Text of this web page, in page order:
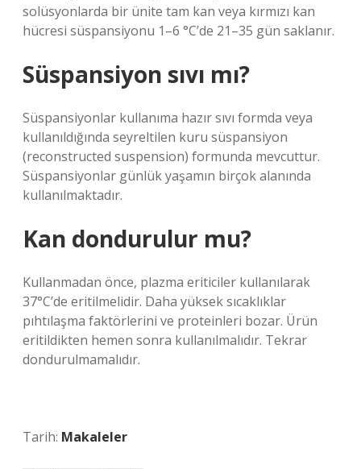
solüsyonlarda bir ünite tam kan veya kırmızı kan
hücresi süspansiyonu 1–6 °C’de 21–35 gün saklanır.
Süspansiyon sıvı mı?
Süspansiyonlar kullanıma hazır sıvı formda veya
kullanıldığında seyreltilen kuru süspansiyon
(reconstructed suspension) formunda mevcuttur.
Süspansiyonlar günlük yaşamın birçok alanında
kullanılmaktadır.
Kan dondurulur mu?
Kullanmadan önce, plazma eriticiler kullanılarak
37°C’de eritilmelidir. Daha yüksek sıcaklıklar
pıhtılaşma faktörlerini ve proteinleri bozar. Ürün
eritildikten hemen sonra kullanılmalıdır. Tekrar
dondurulmamalıdır.
Tarih: Makaleler